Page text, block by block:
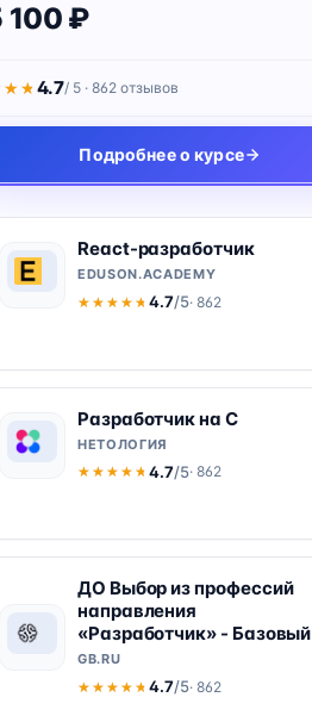
100 ₽
4.7/ 5 · 862 отзывов
Подробнее о курсе
React-разработчик
EDUSON.ACADEMY
★★★★★
★★★★★ 4.7/5· 862
Разработчик на С
НЕТОЛОГИЯ
★★★★★
★★★★★ 4.7/5· 862
ДО Выбор из профессий
направления
«Разработчик» - Базовый
GB.RU
★★★★★
★★★★★ 4.7/5· 862